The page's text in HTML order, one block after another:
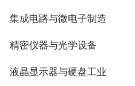
集成电路与微电子制造
精密仪器与光学设备
液晶显示器与硬盘工业